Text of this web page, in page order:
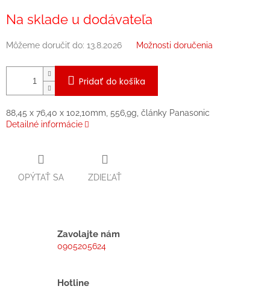
cena:
Na sklade u dodávateľa
Môžeme doručiť do: 13.8.2026 Možnosti doručenia
Pridať do košíka
88,45 x 76,40 x 102,10mm, 556,9g, články Panasonic
Detailné informácie
OPÝTAŤ SA ZDIEĽAŤ
Zavolajte nám
0905205624
Hotline